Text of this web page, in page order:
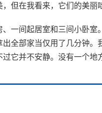
但在我看来，它们的美丽
一间起居室和三间小卧
全部家当仅用了几分钟。
它并不安静。没有一个地